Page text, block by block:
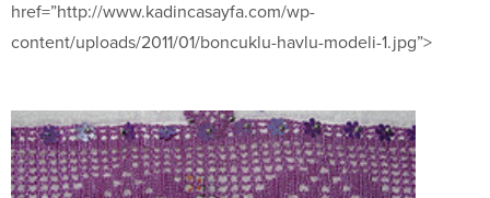
href=”http://www.kadincasayfa.com/wp-
content/uploads/2011/01/boncuklu-havlu-modeli-1.jpg”>